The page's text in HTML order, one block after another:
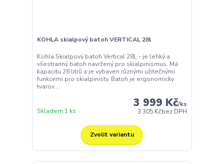
KOHLA skialpový batoh VERTICAL 28l
Kohla Skialpový batoh Vertical 28L - je lehký a
všestranný batoh navržený pro skialpinismus. Má
kapacitu 28 litrů a je vybaven různými užitečnými
funkcemi pro skialpinisty. Batoh je ergonomicky
tvarov...
3 999 Kč/ks
3 305 Kčbez DPH
Skladem 1 ks
Zvolit variantu